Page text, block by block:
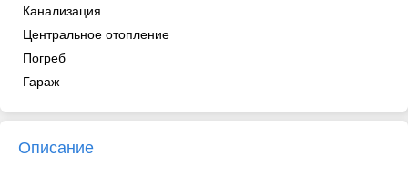
Канализация
Центральное отопление
Погреб
Гараж
Описание